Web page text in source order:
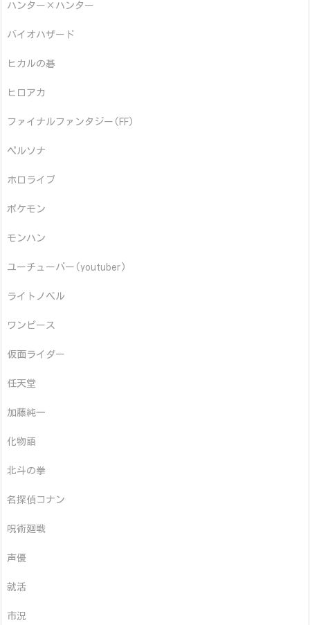
ハンター×ハンター
バイオハザード
ヒカルの碁
ヒロアカ
ファイナルファンタジー(FF)
ペルソナ
ホロライブ
ポケモン
モンハン
ユーチューバー(youtuber)
ライトノベル
ワンピース
仮面ライダー
任天堂
加藤純一
化物語
北斗の拳
名探偵コナン
呪術廻戦
声優
就活
市況